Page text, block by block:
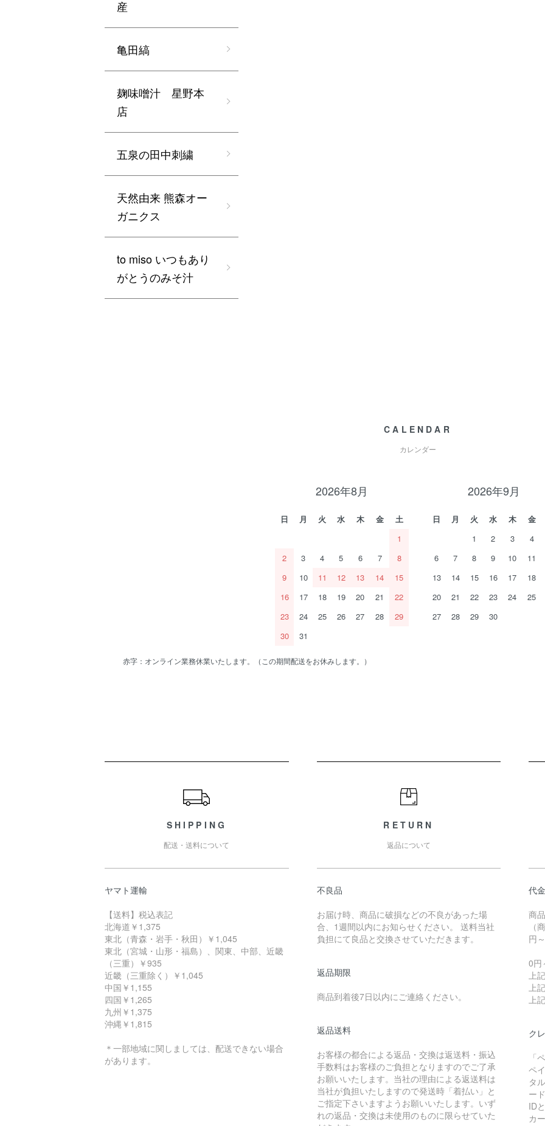
産
亀田縞
麹味噌汁 星野本
店
五泉の田中刺繍
天然由来 熊森オー
ガニクス
to miso いつもあり
がとうのみそ汁
CALENDAR
カレンダー
2026年8月
日 月 火 水 木 金
土
1
2
3 4 5 6 7
8
9
10 11 12 13 14
15
16
17 18 19 20 21
22
23
24 25 26 27 28
29
30
31
2026年9月
日 月 火 水 木 金
1
2 3 4
6
7 8 9 10 11
13
14 15 16 17 18
20
21 22 23 24 25
27
28 29 30
赤字：オンライン業務休業いたします。（この期間配送をお休みします。）
SHIPPING
配送・送料について
ヤマト運輸
【送料】税込表記
北海道￥1,375
東北（青森・岩手・秋田）￥1,045
東北（宮城・山形・福島）、関東、中部、近畿
（三重）￥935
近畿（三重除く）￥1,045
中国￥1,155
四国￥1,265
九州￥1,375
沖縄￥1,815
＊一部地域に関しましては、配送できない場合
があります。
RETURN
返品について
不良品
お届け時、商品に破損などの不良があった場
合、1週間以内にお知らせください。 送料当社
負担にて良品と交換させていただきます。
返品期限
商品到着後7日以内にご連絡ください。
返品送料
お客様の都合による返品・交換は返送料・振込
手数料はお客様のご負担となりますのでご了承
お願いいたします。当社の理由による返送料は
当社が負担いたしますので発送時「着払い」と
ご指定下さいますようお願いいたします。いず
れの返品・交換は未使用のものに限らせていた
代
商
（
円～
0円
上
上
上
ク
「
ペ
タ
ー
ID
カ